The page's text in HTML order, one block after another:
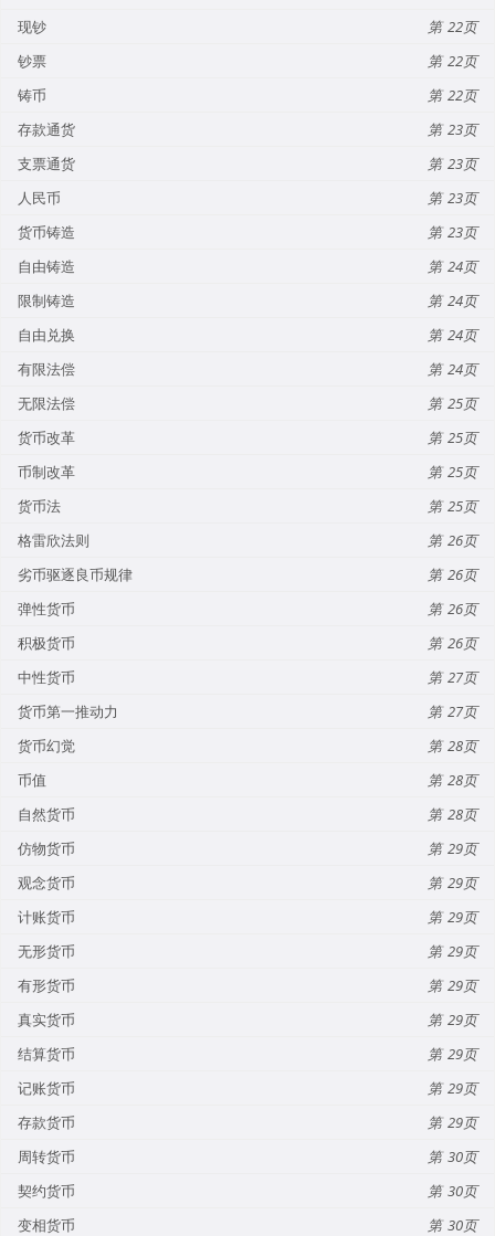
现钞
22
钞票
22
铸币
22
存款通货
23
支票通货
23
人民币
23
货币铸造
23
自由铸造
24
限制铸造
24
自由兑换
24
有限法偿
24
无限法偿
25
货币改革
25
币制改革
25
货币法
25
格雷欣法则
26
劣币驱逐良币规律
26
弹性货币
26
积极货币
26
中性货币
27
货币第一推动力
27
货币幻觉
28
币值
28
自然货币
28
仿物货币
29
观念货币
29
计账货币
29
无形货币
29
有形货币
29
真实货币
29
结算货币
29
记账货币
29
存款货币
29
周转货币
30
契约货币
30
变相货币
30